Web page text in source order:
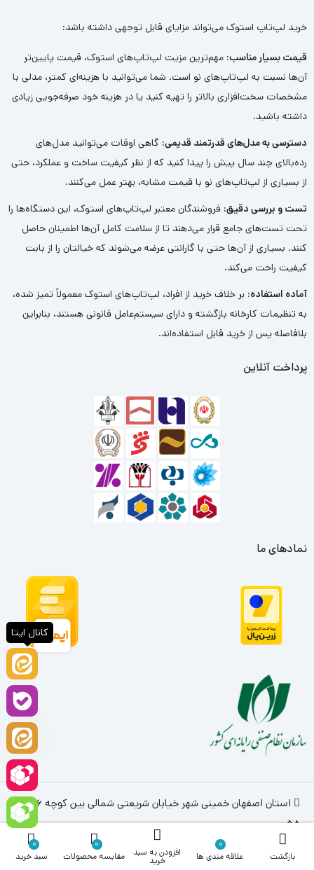
خرید لپ‌تاپ استوک می‌تواند مزایای قابل توجهی داشته باشد:
قیمت بسیار مناسب: مهم‌ترین مزیت لپ‌تاپ‌های استوک، قیمت پایین‌تر
آن‌ها نسبت به لپ‌تاپ‌های نو است. شما می‌توانید با هزینه‌ای کمتر، مدلی با
مشخصات سخت‌افزاری بالاتر را تهیه کنید یا در هزینه خود صرفه‌جویی زیادی
داشته باشید.
دسترسی به مدل‌های قدرتمند قدیمی: گاهی اوقات می‌توانید مدل‌های
رده‌بالای چند سال پیش را پیدا کنید که از نظر کیفیت ساخت و عملکرد، حتی
از بسیاری از لپ‌تاپ‌های نو با قیمت مشابه، بهتر عمل می‌کنند.
تست و بررسی دقیق: فروشندگان معتبر لپ‌تاپ‌های استوک، این دستگاه‌ها را
تحت تست‌های جامع قرار می‌دهند تا از سلامت کامل آن‌ها اطمینان حاصل
کنند. بسیاری از آن‌ها حتی با گارانتی عرضه می‌شوند که خیالتان را از بابت
کیفیت راحت می‌کند.
آماده استفاده: بر خلاف خرید از افراد، لپ‌تاپ‌های استوک معمولاً تمیز شده،
به تنظیمات کارخانه بازگشته و دارای سیستم‌عامل قانونی هستند، بنابراین
بلافاصله پس از خرید قابل استفاده‌اند.
پرداخت آنلاین
نمادهای ما
استان اصفهان خمینی شهر خیابان شریعتی شمالی بین کوچه 56 و
58
09224427202
031-33611907
بازگشت
0
علاقه مندی ها افزودن به سبد
خرید
0
مقایسه محصولات
0
سبد خرید
کانال ایتا